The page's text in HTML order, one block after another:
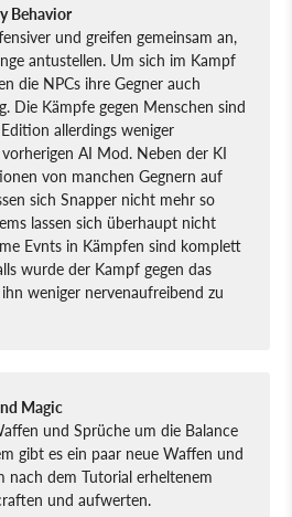
Behavior
und greifen gemeinsam an,
antustellen. Um sich im Kampf
die NPCs ihre Gegner auch
Die Kämpfe gegen Menschen sind
allerdings weniger
AI Mod. Neben der KI
von manchen Gegnern auf
sich Snapper nicht mehr so
lassen sich überhaupt nicht
Evnts in Kämpfen sind komplett
wurde der Kampf gegen das
weniger nervenaufreibend zu
Magic
und Sprüche um die Balance
gibt es ein paar neue Waffen und
nach dem Tutorial erheltenem
und aufwerten.